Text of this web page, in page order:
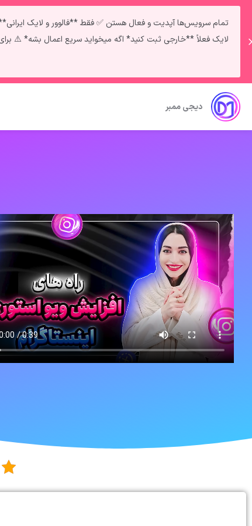
لایک فعلاً **خارجی ثبت کنید* اگه میخواید سریع اعمال بشه* ⚠️ برای خرید خدمات و دریافت مشاوره: تلگرام | پیام
دیجی ممبر